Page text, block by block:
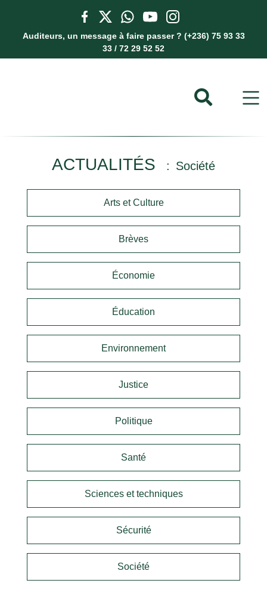
Auditeurs, un message à faire passer ? (+236) 75 93 33
33 / 72 29 52 52
ACTUALITÉS Société
Arts et Culture
Brèves
Économie
Éducation
Environnement
Justice
Politique
Santé
Sciences et techniques
Sécurité
Société